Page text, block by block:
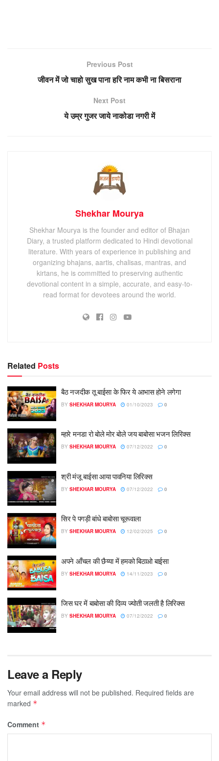
Previous Post
जीवन में जो चाहो सुख पाना हरि नाम कभी ना बिसराना
Next Post
ये उम्र गुजर जाये नाकोडा नगरी में
Shekhar Mourya
Shekhar Mourya is the founder and editor of Bhajan
Diary, a trusted platform dedicated to Hindi devotional
literature. With years of experience in publishing and
organizing bhajans, aartis, chalisas, mantras, and
kirtans, he is committed to preserving authentic
devotional content in a simple, accurate, and easy-to-
read format for devotees around the world.
Related Posts
बैठ नजदीक तू बाईसा के फिर ये आभास होने लगेगा
BY SHEKHAR MOURYA 01/10/2023 0
म्हारे मनडा रो बोले मोर बोले जय बाबोसा भजन लिरिक्स
BY SHEKHAR MOURYA 07/12/2022 0
श्री मंजू बाईसा आया पावनिया लिरिक्स
BY SHEKHAR MOURYA 07/12/2022 0
सिर पे पगड़ी बांधे बाबोसा चूरूवाला
BY SHEKHAR MOURYA 12/02/2025 0
अपने आँचल की छैय्या में हमको बिठाओ बाईसा
BY SHEKHAR MOURYA 14/11/2023 0
जिस घर में बाबोसा की दिव्य ज्योती जलती है लिरिक्स
BY SHEKHAR MOURYA 07/12/2022 0
Leave a Reply
Your email address will not be published. Required fields are
marked *
Comment *